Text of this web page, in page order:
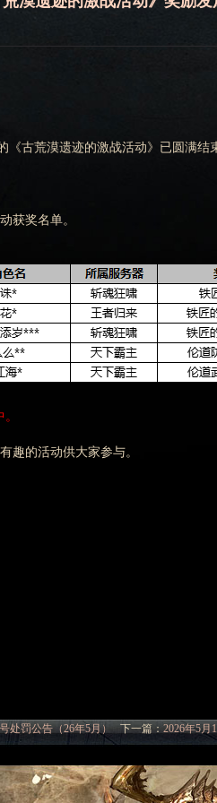
古荒漠遗迹的激战活动》已圆满结
获奖名单。
趣的活动供大家参与。
处罚公告（26年5月）下一篇： 2026年5月